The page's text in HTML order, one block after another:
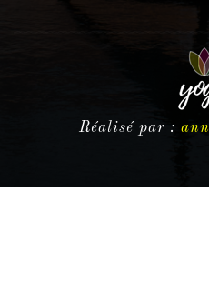
Réalisé par :